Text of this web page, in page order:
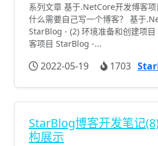
系列文章 基于.NetCore开发博客
什么需要自己写一个博客？ 基于
StarBlog - (2) 环境准备和创建项
客项目 StarBlog -...
2022-05-19 1703
StarBlog博客开发笔记
构展示